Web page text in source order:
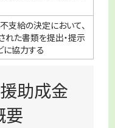
支給の決定において、
れた書類を提出・提示
協力する
助成金
要